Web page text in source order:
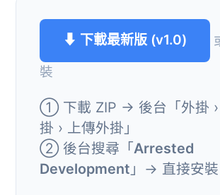
⬇ 下載最新版 (v1.0)
裝
① 下載 ZIP → 後台「外掛 ›
掛 › 上傳外掛」
② 後台搜尋「Arrested
Development 」→ 直接安裝